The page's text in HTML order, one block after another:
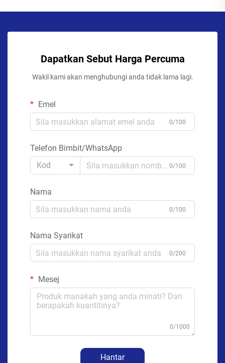
Dapatkan Sebut Harga Percuma
Wakil kami akan menghubungi anda tidak lama lagi.
Emel
0/100
Telefon Bimbit/WhatsApp
Kod
0/100
Nama
0/100
Nama Syarikat
0/200
Mesej
0/1000
Hantar